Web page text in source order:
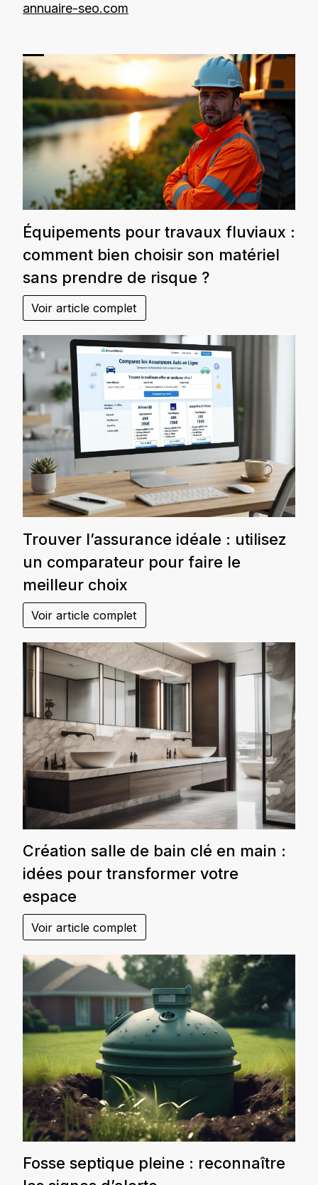
annuaire-seo.com
Équipements pour travaux fluviaux :
comment bien choisir son matériel
sans prendre de risque ?
Voir article complet
Trouver l’assurance idéale : utilisez
un comparateur pour faire le
meilleur choix
Voir article complet
Création salle de bain clé en main :
idées pour transformer votre
espace
Voir article complet
Fosse septique pleine : reconnaître